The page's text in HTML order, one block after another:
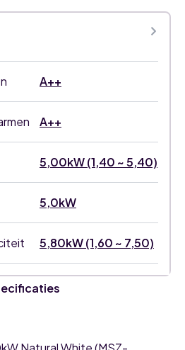
A++
A++
5,00kW (1,40 ~ 5,40)
5,0kW
5,80kW (1,60 ~ 7,50)